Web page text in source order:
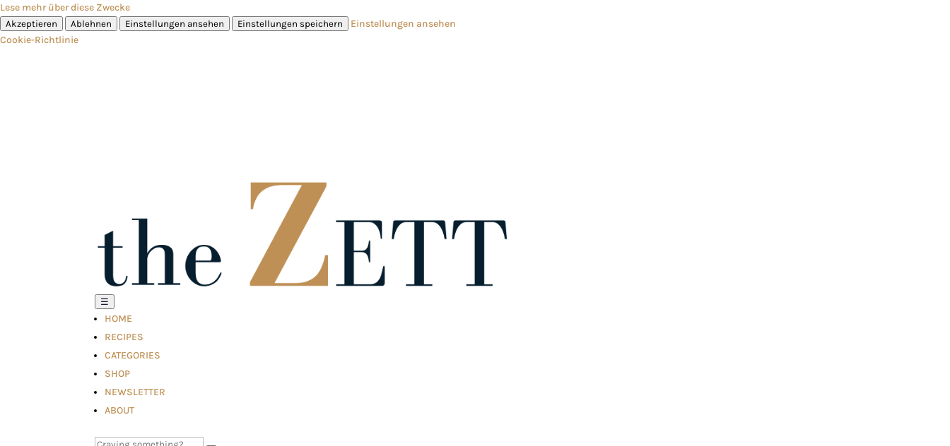
Lese mehr über diese Zwecke
Akzeptieren Ablehnen Einstellungen ansehen Einstellungen speichern
Einstellungen ansehen
Cookie-Richtlinie
☰
HOME
RECIPES
CATEGORIES
SHOP
NEWSLETTER
ABOUT